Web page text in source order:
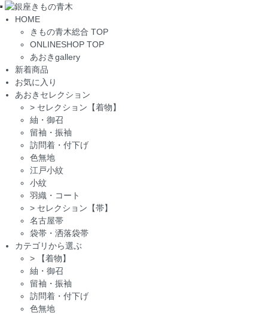
Toggle
navigation
HOME
きもの青木総合 TOP
ONLINESHOP TOP
あおきgallery
新着商品
お気に入り
あおきセレクション
> セレクション【着物】
紬・御召
留袖・振袖
訪問着・付下げ
色無地
江戸小紋
小紋
羽織・コート
> セレクション【帯】
名古屋帯
袋帯・洒落袋帯
カテゴリから選ぶ
>
【着物】
紬・御召
留袖・振袖
訪問着・付下げ
色無地